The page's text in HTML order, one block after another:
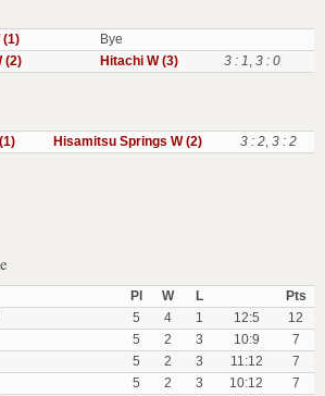
(1)
Bye
(2) Hitachi W (3) 3 : 1, 3 : 0
Hisamitsu Springs W (2) 3 : 2, 3 : 2
Pl W L
Pts
5 4 1 12:5
12
5 2 3 10:9
7
5 2 3 11:12
7
5 2 3 10:12
7